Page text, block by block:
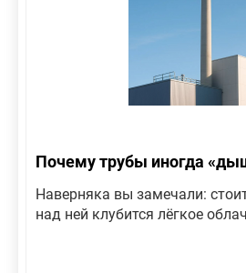
Почему трубы иногда
Наверняка вы замечали:
над ней клубится лёгкое